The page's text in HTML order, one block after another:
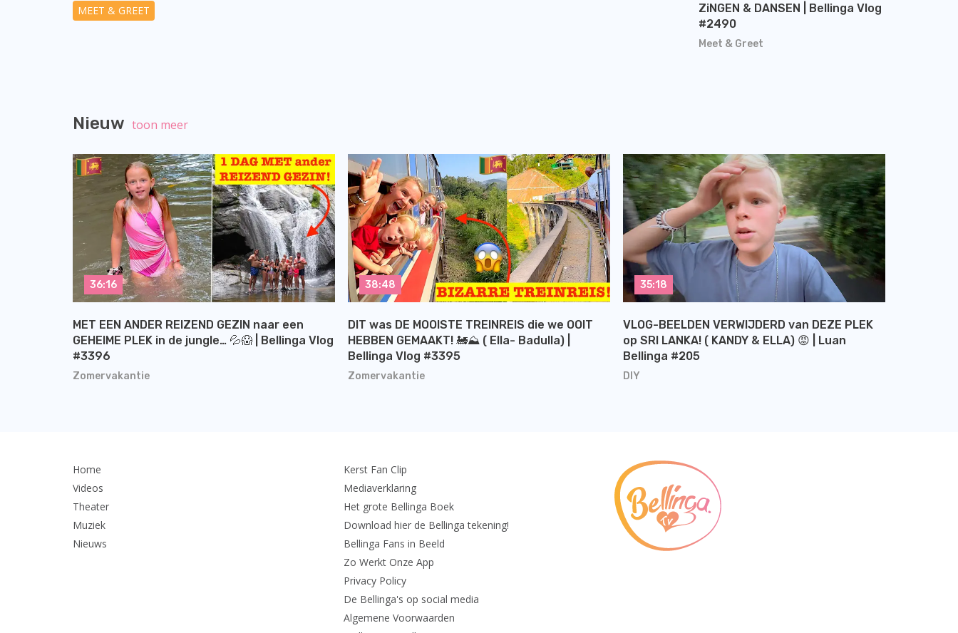
MEET & GREET
Meet & Greet
ZiNGEN & DANSEN | Bellinga Vlog
#2490
Nieuw toon meer
Zomervakantie
MET EEN ANDER REIZEND GEZIN naar een
GEHEIME PLEK in de jungle… 💦😱 | Bellinga Vlog
#3396
36:16
Zomervakantie
DIT was DE MOOISTE TREINREIS die we OOIT
HEBBEN GEMAAKT! 🚂⛰️ ( Ella- Badulla) |
Bellinga Vlog #3395
38:48
DIY
VLOG-BEELDEN VERWIJDERD van DEZE PLEK
op SRI LANKA! ( KANDY & ELLA) 😡 | Luan
Bellinga #205
35:18
Home
Videos
Theater
Muziek
Nieuws
Kerst Fan Clip
Mediaverklaring
Het grote Bellinga Boek
Download hier de Bellinga tekening!
Bellinga Fans in Beeld
Zo Werkt Onze App
Privacy Policy
De Bellinga's op social media
Algemene Voorwaarden